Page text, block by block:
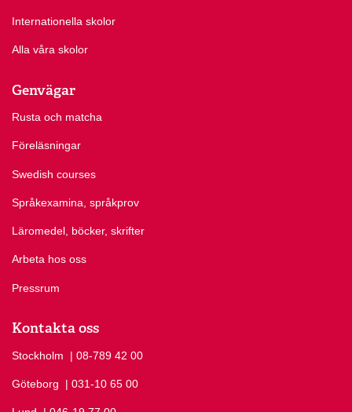
Internationella skolor
Alla våra skolor
Genvägar
Rusta och matcha
Föreläsningar
Swedish courses
Språkexamina, språkprov
Läromedel, böcker, skrifter
Arbeta hos oss
Pressrum
Kontakta oss
Stockholm Ring Stockholm på
| 08-789 42 00
Göteborg Ring Göteborg på
| 031-10 65 00